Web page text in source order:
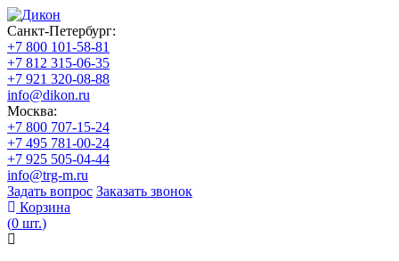
Санкт-Петербург:
+7 800 101-58-81
+7 812 315-06-35
+7 921 320-08-88
info@dikon.ru
Москва:
+7 800 707-15-24
+7 495 781-00-24
+7 925 505-04-44
info@trg-m.ru
Задать вопрос Заказать звонок
Корзина
(0 шт.)